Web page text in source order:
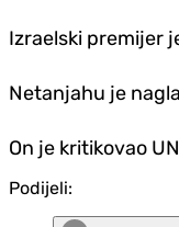
Izraelski premijer
Netanjahu je
On je kritikovao
Podijeli: